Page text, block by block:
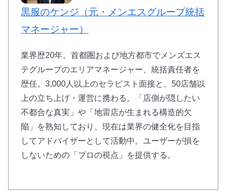
黒服のケンジ（元・メンエスグループ統括
マネージャー）
業界歴20年。首都圏および地方都市でメンズエス
テグループのエリアマネージャー、統括責任者を
歴任。3,000人以上のセラピスト面接と、50店舗以
上の立ち上げ・運営に携わる。「店側が隠したい
不都合な真実」や「地雷店が生まれる構造的欠
陥」を熟知しており、現在は業界の健全化を目指
してアドバイザーとして活動中。ユーザーが損を
しないための「プロの視点」を提供する。